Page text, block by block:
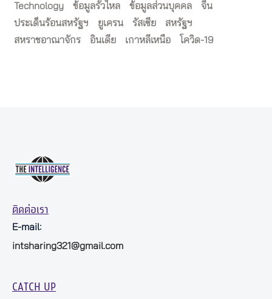
Technology
ข้อมูลรั่วไหล ข้อมูลส่วนบุคคล
จีน
ประเด็นร้อนสหรัฐฯ
ยูเครน รัสเซีย
สหรัฐฯ
สหราชอาณาจักร
อินเดีย เกาหลีเหนือ โควิด-19
ติดต่อเรา
E-mail:
intsharing321@gmail.com
CATCH UP